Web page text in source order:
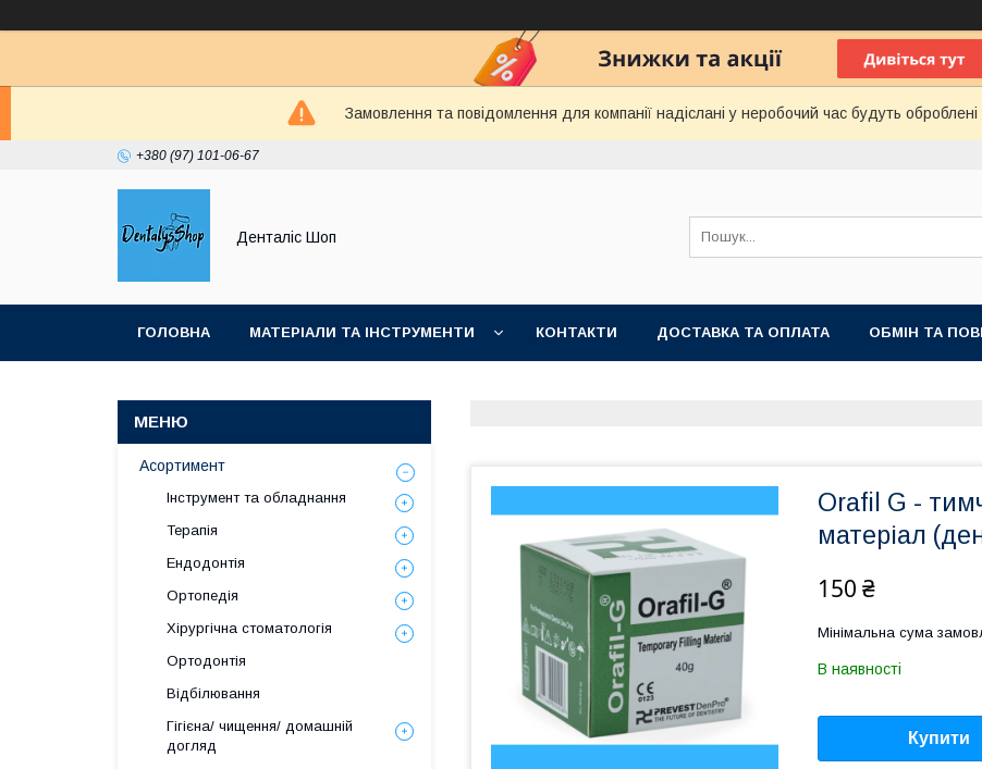
Замовлення та повідомлення для компанії надіслані у неробочий час будуть
+380 (97) 101-06-67
Денталіс Шоп
ГОЛОВНА МАТЕРІАЛИ ТА ІНСТРУМЕНТИ КОНТАКТИ ДОСТАВКА ТА ОПЛАТА ОБМІН ТА
Orafil G -
матеріал
150 ₴
Мінімальна сума
В наявності
Купити
Асортимент
Інструмент та обладнання
Терапія
Ендодонтія
Ортопедія
Хірургічна стоматологія
Ортодонтія
Відбілювання
Гігієна/ чищення/ домашній
догляд